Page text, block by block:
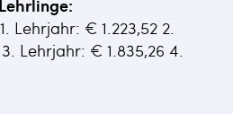
Lehrjahr: € 1.223,52 2.
Lehrjahr: € 1.835,26 4.